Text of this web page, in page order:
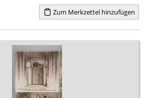
Zum Merkzettel hinzufügen